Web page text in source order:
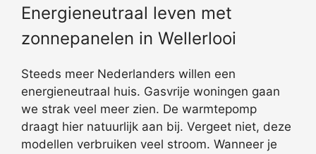
Energieneutraal leven met
zonnepanelen in Wellerlooi
Steeds meer Nederlanders willen een
energieneutraal huis. Gasvrije woningen gaan
we strak veel meer zien. De warmtepomp
draagt hier natuurlijk aan bij. Vergeet niet, deze
modellen verbruiken veel stroom. Wanneer je